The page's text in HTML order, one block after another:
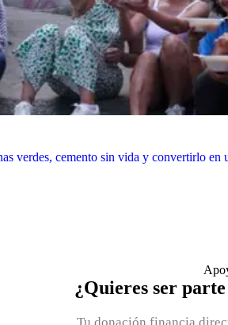
verdes, cemento sin vida y convertirlo
¿Quieres ser